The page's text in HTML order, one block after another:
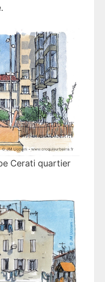
Cerati quartier